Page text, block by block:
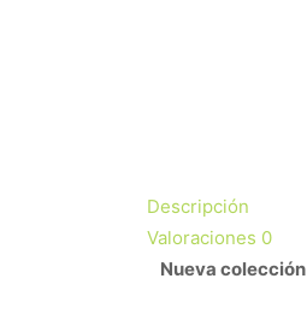
Descripción
Valoraciones 0
Nueva colección